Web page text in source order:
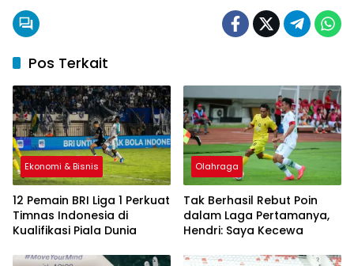
Pos Terkait
Ekonomi & Bisnis
12 Pemain BRI Liga 1 Perkuat
Timnas Indonesia di
Kualifikasi Piala Dunia
Olahraga
Tak Berhasil Rebut Poin
dalam Laga Pertamanya,
Hendri: Saya Kecewa